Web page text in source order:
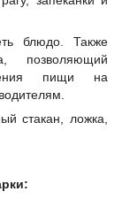
блюдо. Также
позволяющий
пищи на
стакан, ложка,